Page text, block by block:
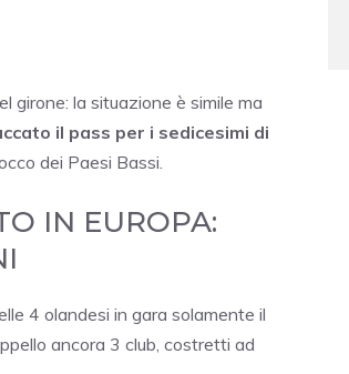
girone: la situazione è simile ma
il pass per i sedicesimi di
dei Paesi Bassi.
IN EUROPA:
4 olandesi in gara solamente il
ancora 3 club, costretti ad